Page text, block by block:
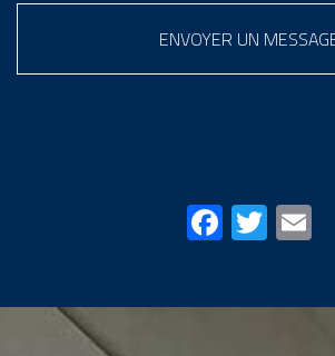
ENVOYER UN
Facebook